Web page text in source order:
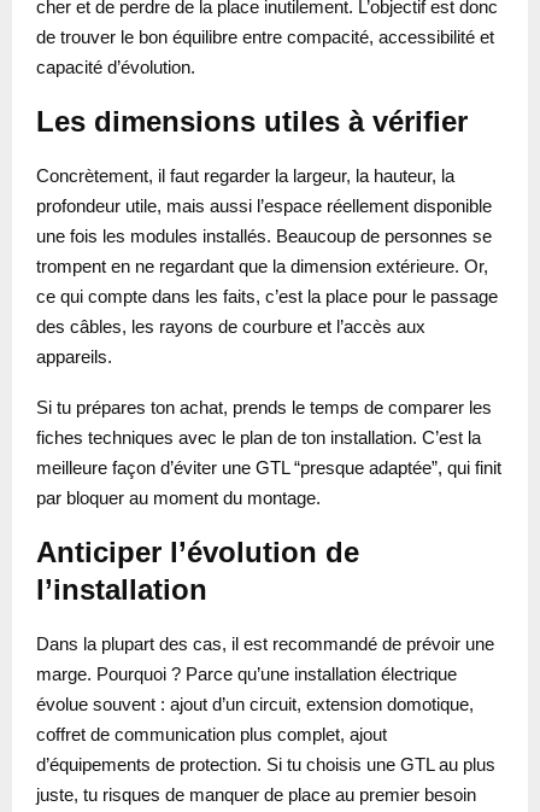
cher et de perdre de la place inutilement. L’objectif est donc
de trouver le bon équilibre entre compacité, accessibilité et
capacité d’évolution.
Les dimensions utiles à vérifier
Concrètement, il faut regarder la largeur, la hauteur, la
profondeur utile, mais aussi l’espace réellement disponible
une fois les modules installés. Beaucoup de personnes se
trompent en ne regardant que la dimension extérieure. Or,
ce qui compte dans les faits, c’est la place pour le passage
des câbles, les rayons de courbure et l’accès aux
appareils.
Si tu prépares ton achat, prends le temps de comparer les
fiches techniques avec le plan de ton installation. C’est la
meilleure façon d’éviter une GTL “presque adaptée”, qui finit
par bloquer au moment du montage.
Anticiper l’évolution de
l’installation
Dans la plupart des cas, il est recommandé de prévoir une
marge. Pourquoi ? Parce qu’une installation électrique
évolue souvent : ajout d’un circuit, extension domotique,
coffret de communication plus complet, ajout
d’équipements de protection. Si tu choisis une GTL au plus
juste, tu risques de manquer de place au premier besoin